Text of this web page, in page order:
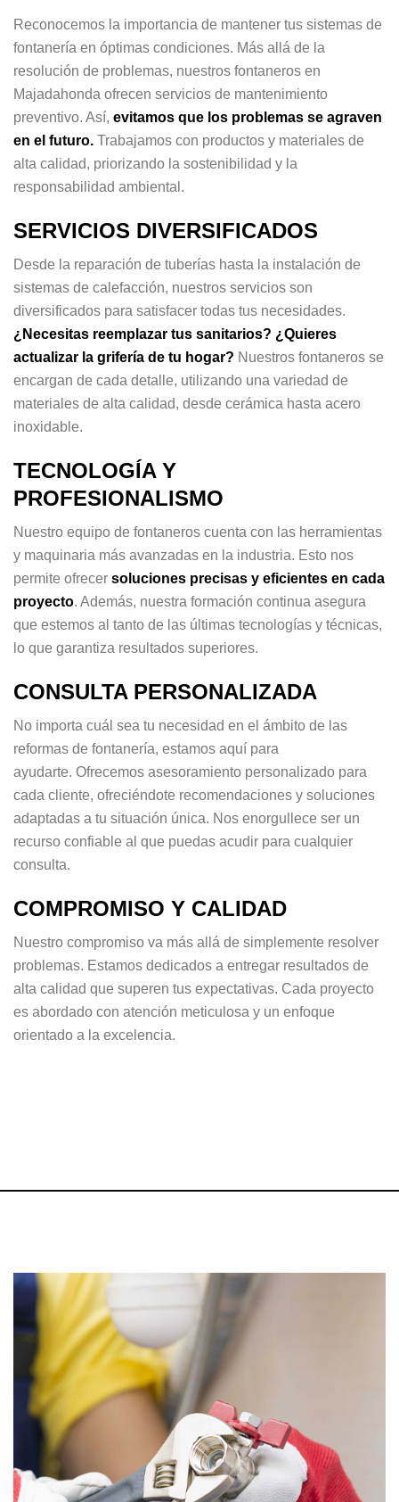
Reconocemos la importancia de mantener tus sistemas de
fontanería en óptimas condiciones. Más allá de la
resolución de problemas, nuestros fontaneros en
Majadahonda ofrecen servicios de mantenimiento
preventivo. Así, evitamos que los problemas se agraven
en el futuro. Trabajamos con productos y materiales de
alta calidad, priorizando la sostenibilidad y la
responsabilidad ambiental.
SERVICIOS DIVERSIFICADOS
Desde la reparación de tuberías hasta la instalación de
sistemas de calefacción, nuestros servicios son
diversificados para satisfacer todas tus necesidades.
¿Necesitas reemplazar tus sanitarios? ¿Quieres
actualizar la grifería de tu hogar? Nuestros fontaneros se
encargan de cada detalle, utilizando una variedad de
materiales de alta calidad, desde cerámica hasta acero
inoxidable.
TECNOLOGÍA Y
PROFESIONALISMO
Nuestro equipo de fontaneros cuenta con las herramientas
y maquinaria más avanzadas en la industria. Esto nos
permite ofrecer soluciones precisas y eficientes en cada
proyecto. Además, nuestra formación continua asegura
que estemos al tanto de las últimas tecnologías y técnicas,
lo que garantiza resultados superiores.
CONSULTA PERSONALIZADA
No importa cuál sea tu necesidad en el ámbito de las
reformas de fontanería, estamos aquí para
ayudarte. Ofrecemos asesoramiento personalizado para
cada cliente, ofreciéndote recomendaciones y soluciones
adaptadas a tu situación única. Nos enorgullece ser un
recurso confiable al que puedas acudir para cualquier
consulta.
COMPROMISO Y CALIDAD
Nuestro compromiso va más allá de simplemente resolver
problemas. Estamos dedicados a entregar resultados de
alta calidad que superen tus expectativas. Cada proyecto
es abordado con atención meticulosa y un enfoque
orientado a la excelencia.